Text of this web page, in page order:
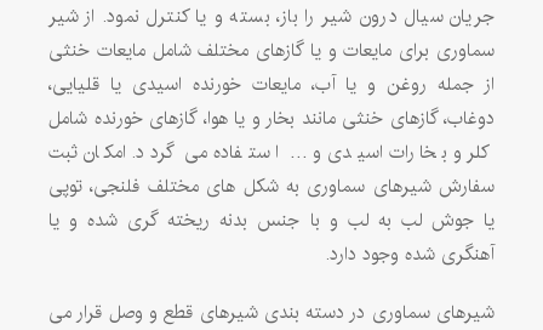
جریان سیال درون شیر را باز، بسته و یا کنترل نمود. از شیر
سماوری برای مایعات و یا گازهای مختلف شامل مایعات خنثی
از جمله روغن و یا آب، مایعات خورنده اسیدی یا قلیایی،
دوغاب، گازهای خنثی مانند بخار و یا هوا، گازهای خورنده شامل
کلر و بخارات اسیدی و … استفاده می گردد. امکان ثبت
سفارش شیرهای سماوری به شکل های مختلف فلنجی، توپی
یا جوش لب به لب و با جنس بدنه ریخته گری شده و یا
آهنگری شده وجود دارد.
شیرهای سماوری در دسته بندی شیرهای قطع و وصل قرار می